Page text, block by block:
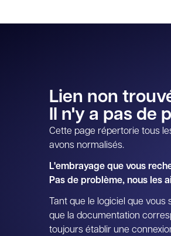
Lien non
Il n'y a pas de
Cette page répertorie tous
avons normalisés.
L'embrayage que vous
Pas de problème, nous les
Tant que le logiciel que
que la documentation
toujours établir une